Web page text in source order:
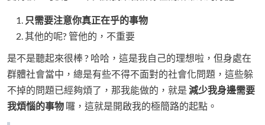
只需要注意你真正在乎的事物
其他的呢? 管他的，不重要
是不是聽起來很棒 ? 哈哈，這是我自己的理想啦，但身處在
群體社會當中，總是有些不得不面對的社會化問題，這些躲
不掉的問題已經夠煩了，那我能做的，就是 減少我身邊需要
我煩惱的事物 囉，這就是開啟我的極簡路的起點。